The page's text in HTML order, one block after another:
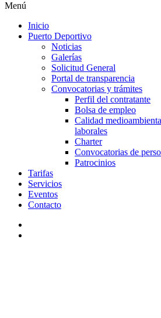
Menú
Inicio
Puerto Deportivo
Noticias
Galerías
Solicitud General
Portal de transparencia
Convocatorias y trámites
Perfil del contratante
Bolsa de empleo
Calidad
laborales
Charter
Convocatorias de
Patrocinios
Tarifas
Servicios
Eventos
Contacto